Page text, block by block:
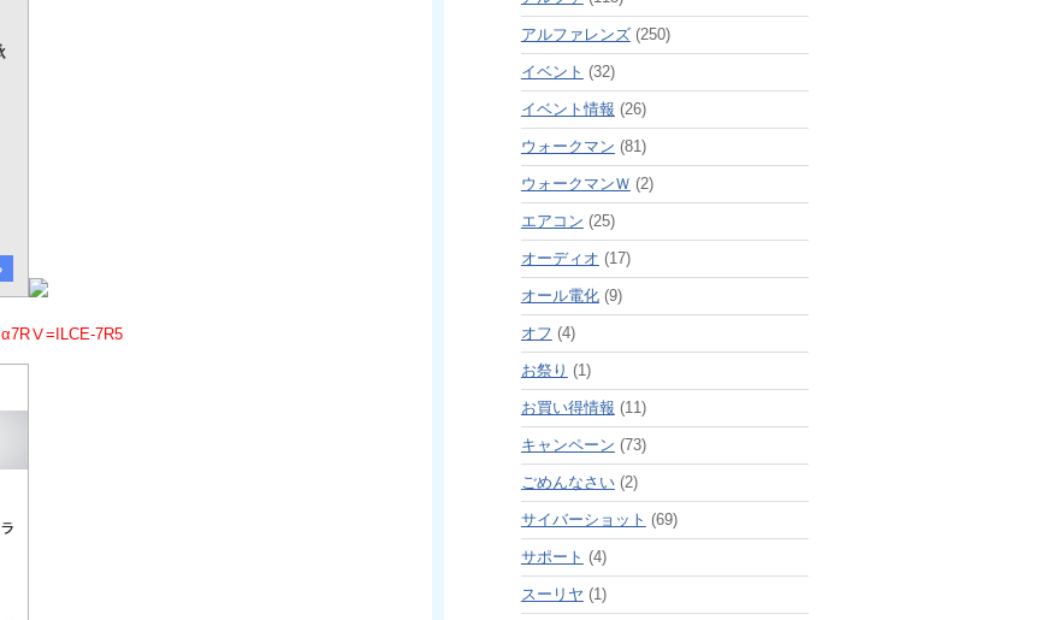
α7RⅤ=ILCE-7R5
アルファレンズ(250)
イベント (32)
イベント情報 (26)
ウォークマン (81)
ウォークマンＷ (2)
エアコン (25)
オーディオ (17)
オール電化(9)
オフ (4)
お祭り (1)
お買い得情報 (11)
キャンペーン (73)
ごめんなさい(2)
サイバーショット (69)
サポート (4)
スーリヤ (1)